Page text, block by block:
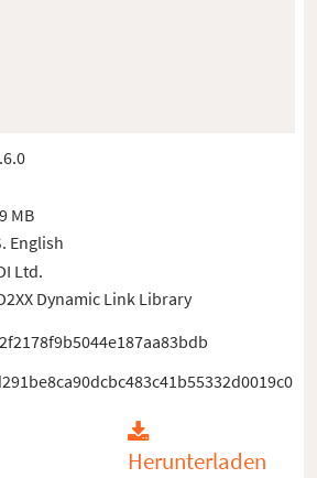
MB
English
Ltd.
Dynamic Link Library
Herunterladen